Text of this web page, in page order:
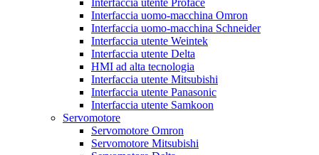
Interfaccia utente Proface
Interfaccia uomo-macchina Omron
Interfaccia uomo-macchina Schneider
Interfaccia utente Weintek
Interfaccia utente Delta
HMI ad alta tecnologia
Interfaccia utente Mitsubishi
Interfaccia utente Panasonic
Interfaccia utente Samkoon
Servomotore
Servomotore Omron
Servomotore Mitsubishi